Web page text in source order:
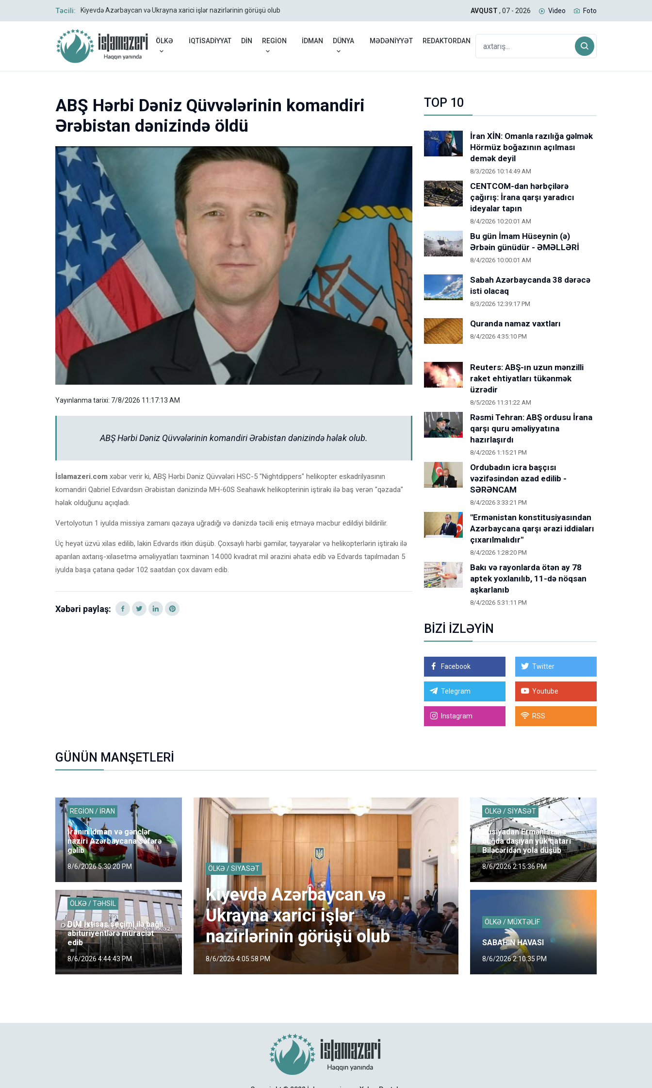
Təcili: Kiyevdə Azərbaycan və Ukrayna xarici işlər nazirlərinin görüşü olub Rusiyadan Ermənistana buğda daşıyan yük qatarı Biləcəridən yola düşüb
AVQUST , 07 - 2026 Video Foto
ÖLKƏ İQTİSADİYYAT DİN REGİON İDMAN DÜNYA MƏDƏNİYYƏT REDAKTORDAN
ABŞ Hərbi Dəniz Qüvvələrinin komandiri
Ərəbistan dənizində öldü
Yayınlanma tarixi: 7/8/2026 11:17:13 AM
ABŞ Hərbi Dəniz Qüvvələrinin komandiri Ərəbistan dənizində həlak olub.
İslamazeri.com xəbər verir ki, ABŞ Hərbi Dəniz Qüvvələri HSC-5 "Nightdippers" helikopter eskadrilyasının
komandiri Qabriel Edvardsın Ərəbistan dənizində MH-60S Seahawk helikopterinin iştirakı ilə baş verən "qəzada"
həlak olduğunu açıqladı.
Vertolyotun 1 iyulda missiya zamanı qəzaya uğradığı və dənizdə təcili eniş etməyə məcbur edildiyi bildirilir.
Üç heyət üzvü xilas edilib, lakin Edvards itkin düşüb. Çoxsaylı hərbi gəmilər, təyyarələr və helikopterlərin iştirakı ilə
aparılan axtarış-xilasetmə əməliyyatları təxminən 14.000 kvadrat mil ərazini əhatə edib və Edvards tapılmadan 5
iyulda başa çatana qədər 102 saatdan çox davam edib.
Xəbəri paylaş:
TOP 10
İran XİN: Omanla razılığa gəlmək
Hörmüz boğazının açılması
demək deyil
8/3/2026 10:14:49 AM
CENTCOM-dan hərbçilərə
çağırış: İrana qarşı yaradıcı
ideyalar tapın
8/4/2026 10:20:01 AM
Bu gün İmam Hüseynin (ə)
Ərbəin günüdür - ƏMƏLLƏRİ
8/4/2026 10:00:01 AM
Sabah Azərbaycanda 38 dərəcə
isti olacaq
8/3/2026 12:39:17 PM
Quranda namaz vaxtları
8/4/2026 4:35:10 PM
Reuters: ABŞ-ın uzun mənzilli
raket ehtiyatları tükənmək
üzrədir
8/5/2026 11:31:22 AM
Rəsmi Tehran: ABŞ ordusu İrana
qarşı quru əməliyyatına
hazırlaşırdı
8/4/2026 1:15:21 PM
Ordubadın icra başçısı
vəzifəsindən azad edilib -
SƏRƏNCAM
8/4/2026 3:33:21 PM
"Ermənistan konstitusiyasından
Azərbaycana qarşı ərazi iddiaları
çıxarılmalıdır"
8/4/2026 1:28:20 PM
Bakı və rayonlarda ötən ay 78
aptek yoxlanılıb, 11-də nöqsan
aşkarlanıb
8/4/2026 5:31:11 PM
BİZİ İZLƏYİN
Facebook Twitter
Telegram Youtube
Instagram RSS
GÜNÜN MANŞETLERİ
REGİON / İRAN
İranın idman və gənclər
naziri Azərbaycana səfərə
gəlib
8/6/2026 5:30:20 PM
ÖLKƏ / TƏHSİL
DİM İxtisas seçimi ilə bağlı
abituriyentlərə müraciət
edib
8/6/2026 4:44:43 PM
ÖLKƏ / SİYASƏT
Kiyevdə Azərbaycan və
Ukrayna xarici işlər
nazirlərinin görüşü olub
8/6/2026 4:05:58 PM
ÖLKƏ / SİYASƏT
Rusiyadan Ermənistana
buğda daşıyan yük qatarı
Biləcəridən yola düşüb
8/6/2026 2:15:36 PM
ÖLKƏ / MÜXTƏLİF
SABAHIN HAVASI
8/6/2026 2:10:35 PM